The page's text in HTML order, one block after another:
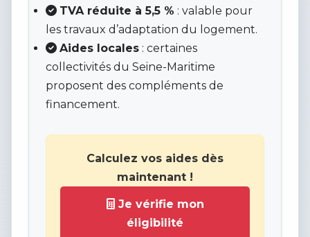
TVA réduite à 5,5 % : valable pour
les travaux d’adaptation du logement.
Aides locales : certaines
collectivités du Seine-Maritime
proposent des compléments de
financement.
Calculez vos aides dès
maintenant !
Je vérifie mon
éligibilité